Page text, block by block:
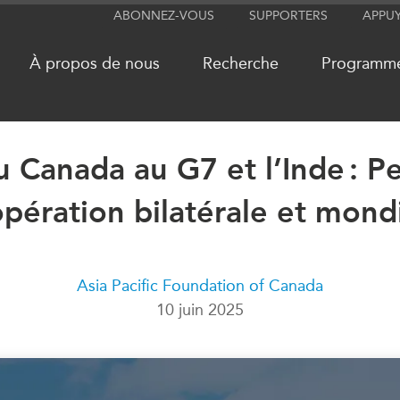
ABONNEZ-VOUS SUPPORTERS
À propos de nous Recherche
RÉSEAUX
CanWIN
ABLAC
PECC
MÉDIAS
Dans
Podcast
Canada au G7 et l’Inde :
bilatérale et
Asia Pacific Foundation of Canada
10 juin 2025